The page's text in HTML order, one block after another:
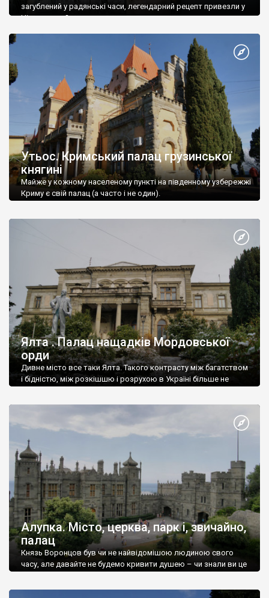
загублений у радянські часи, легендарний рецепт привезли у
Ніжин греки?
Утьос. Кримський палац грузинської
княгині
Майже у кожному населеному пункті на південному узбережжі
Криму є свій палац (а часто і не один).
Ялта . Палац нащадків Мордовської
орди
Дивне місто все таки Ялта. Такого контрасту між багатством
і бідністю, між розкішшю і розрухою в Україні більше не
Алупка. Місто, церква, парк і, звичайно,
палац
Князь Воронцов був чи не найвідомішою людиною свого
часу, але давайте не будемо кривити душею – чи знали ви це